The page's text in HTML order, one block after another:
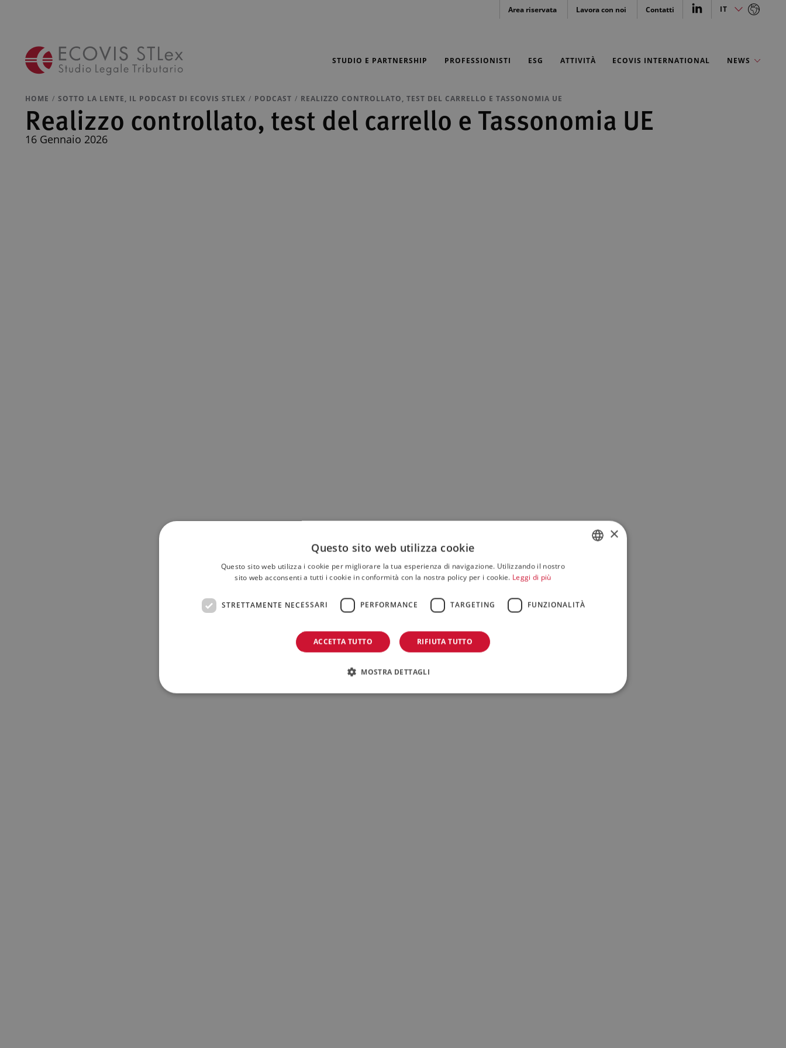
Area riservata Lavora con noi Contatti IT
STUDIO E PARTNERSHIP PROFESSIONISTI ESG ATTIVITÀ ECOVIS INTERNATIONAL NEWS
HOME SOTTO LA LENTE, IL PODCAST DI ECOVIS STLEX PODCAST REALIZZO CONTROLLATO, TEST DEL CARRELLO E TASSONOMIA UE
Realizzo controllato, test del carrello e Tassonomia UE
16 Gennaio 2026
×
Questo sito web utilizza cookie
Questo sito web utilizza i cookie per migliorare la tua esperienza di navigazione. Utilizzando il nostro
sito web acconsenti a tutti i cookie in conformità con la nostra policy per i cookie. Leggi di più
STRETTAMENTE NECESSARI PERFORMANCE TARGETING FUNZIONALITÀ
ACCETTA TUTTO RIFIUTA TUTTO
MOSTRA DETTAGLI